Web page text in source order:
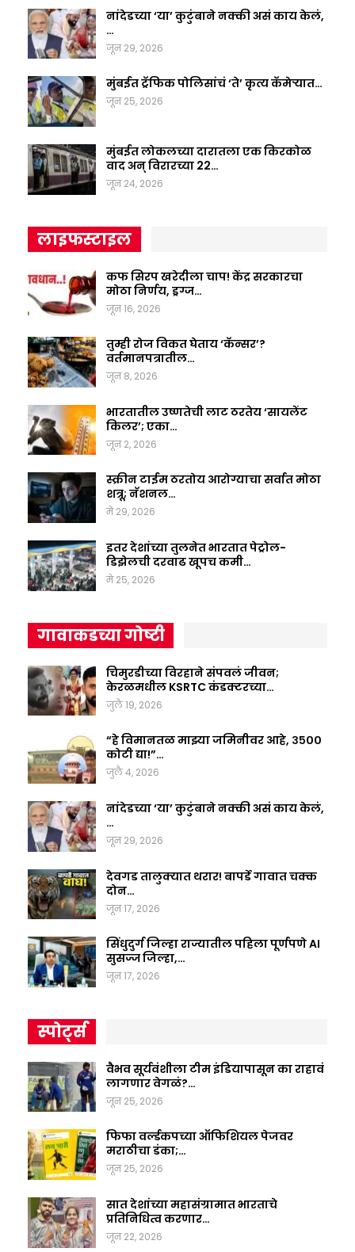
नांदेडच्या ‘या’ कुटुंबाने नक्की असं काय केलं,
…
जून 29, 2026
मुंबईत ट्रॅफिक पोलिसांचं ‘ते’ कृत्य कॅमेऱ्यात…
जून 25, 2026
मुंबईत लोकलच्या दारातला एक किरकोळ
वाद अन् विरारच्या 22…
जून 24, 2026
लाइफस्टाइल
कफ सिरप खरेदीला चाप! केंद्र सरकारचा
मोठा निर्णय, ड्रग्ज…
जून 16, 2026
तुम्ही रोज विकत घेताय ‘कॅन्सर’?
वर्तमानपत्रातील…
जून 8, 2026
भारतातील उष्णतेची लाट ठरतेय ‘सायलेंट
किलर’; एका…
जून 2, 2026
स्क्रीन टाईम ठरतोय आरोग्याचा सर्वात मोठा
शत्रू; नॅशनल…
मे 29, 2026
इतर देशांच्या तुलनेत भारतात पेट्रोल-
डिझेलची दरवाढ खूपच कमी…
मे 25, 2026
गावाकडच्या गोष्टी
चिमुरडीच्या विरहाने संपवलं जीवन;
केरळमधील KSRTC कंडक्टरच्या…
जुलै 19, 2026
“हे विमानतळ माझ्या जमिनीवर आहे, ३५००
कोटी द्या!”…
जुलै 4, 2026
नांदेडच्या ‘या’ कुटुंबाने नक्की असं काय केलं,
…
जून 29, 2026
देवगड तालुक्यात थरार! बापर्डे गावात चक्क
दोन…
जून 17, 2026
सिंधुदुर्ग जिल्हा राज्यातील पहिला पूर्णपणे AI
सुसज्ज जिल्हा,…
जून 17, 2026
स्पोर्ट्स
वैभव सूर्यवंशीला टीम इंडियापासून का राहावं
लागणार वेगळं?…
जून 25, 2026
फिफा वर्ल्डकपच्या ऑफिशियल पेजवर
मराठीचा डंका;…
जून 25, 2026
सात देशांच्या महासंग्रामात भारताचे
प्रतिनिधित्व करणार…
जून 22, 2026